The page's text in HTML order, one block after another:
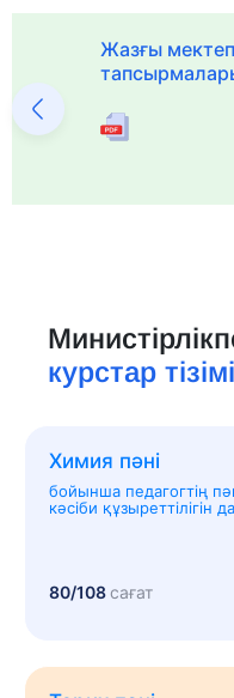
Жазғы
курстар тізімі
Химия пәні
бойынша педагогтің
кәсіби құзыреттілігін
80/108сағат